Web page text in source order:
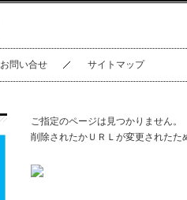
お問い合せ サイトマップ
ご指定のページは見つかりません。
削除されたかＵＲＬが変更されたた